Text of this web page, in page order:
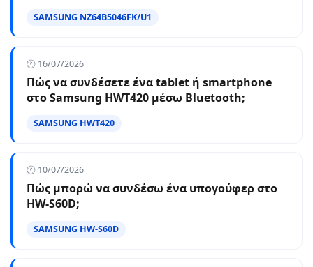
SAMSUNG NZ64B5046FK/U1
🕐 16/07/2026
Πώς να συνδέσετε ένα tablet ή smartphone
στο Samsung HWT420 μέσω Bluetooth;
SAMSUNG HWT420
🕐 10/07/2026
Πώς μπορώ να συνδέσω ένα υπογούφερ στο
HW-S60D;
SAMSUNG HW-S60D